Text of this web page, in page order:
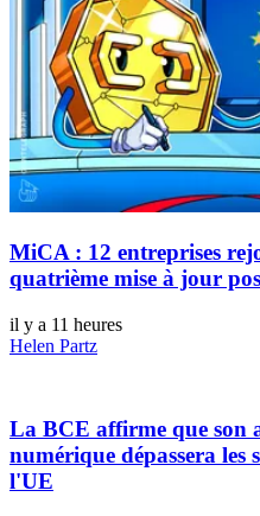
MiCA : 12 entreprises
quatrième mise à jour
il y a 11 heures
Helen Partz
La BCE affirme que son
numérique dépassera les
l'UE